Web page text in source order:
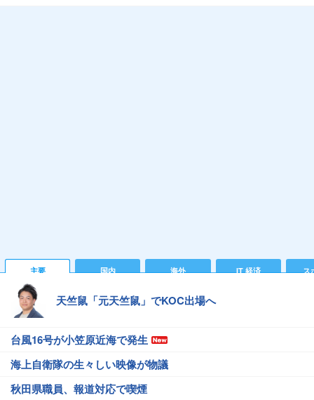
主要 国内 海外 IT 経済 ス
天竺鼠「元天竺鼠」でKOC出場へ
台風16号が小笠原近海で発生
海上自衛隊の生々しい映像が物議
秋田県職員、報道対応で喫煙